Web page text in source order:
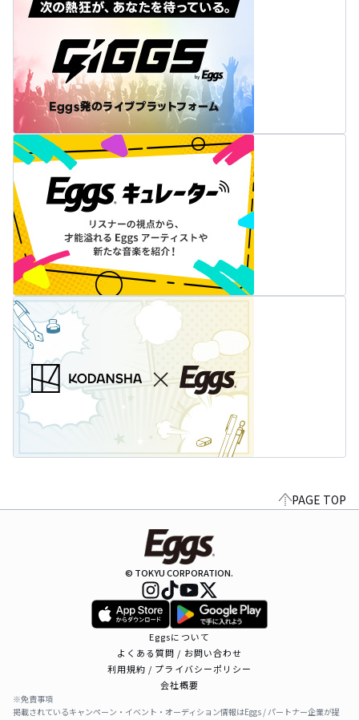
PAGE TOP
© TOKYU CORPORATION.
Eggsについて
よくある質問 / お問い合わせ
利用規約 / プライバシーポリシー
会社概要
※免責事項
掲載されているキャンペーン・イベント・オーディション情報はEggs / パートナー企業が提